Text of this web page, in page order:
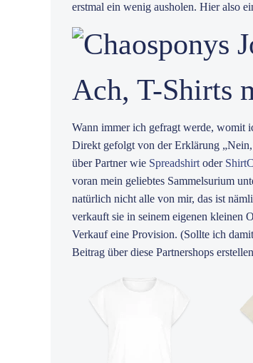
erstmal ein wenig ausholen. Hier also
Ach, T-Shirts
Wann immer ich gefragt werde, womit
Direkt gefolgt von der Erklärung
über Partner wie Spreadshirt oder
voran mein geliebtes Sammelsurium
natürlich nicht alle von mir, das ist
verkauft sie in seinem eigenen kleinen
Verkauf eine Provision. (Sollte ich
Beitrag über diese Partnershops